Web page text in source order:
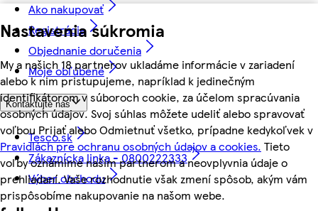
Nastavenia súkromia
My a našich 18 partnerov ukladáme informácie v zariadení
alebo k nim pristupujeme, napríklad k jedinečným
identifikátorom v súboroch cookie, za účelom spracúvania
osobných údajov. Svoj súhlas môžete udeliť alebo spravovať
voľbou Prijať alebo Odmietnuť všetko, prípadne kedykoľvek v
Pravidlách pre ochranu osobných údajov a cookies. Tieto
voľby oznámime našim partnerom a neovplyvnia údaje o
prehliadaní. Vaše rozhodnutie však zmení spôsob, akým vám
prispôsobíme nakupovanie na našom webe.
Ako nakupovať
Registrácia
Objednanie doručenia
Moje obľúbené
Kontaktujte nás
Tesco.sk
Zákaznícka linka - 0800222333
Výber obchodu